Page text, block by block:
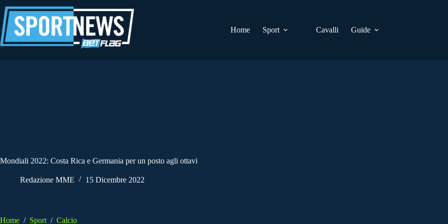
al
contenuto
Home
Sport Cavalli Guide
Mondiali 2022: Costa Rica e Germania per un posto agli ottavi
Redazione MME 15 Dicembre 2022
Home / Sport / Calcio